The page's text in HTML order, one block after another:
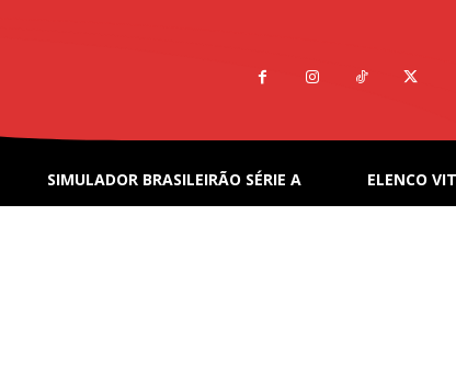
SIMULADOR BRASILEIRÃO SÉRIE A ELENCO